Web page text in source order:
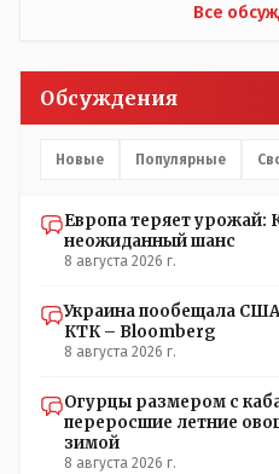
скорого ухода! А летающая
не иначе инопланетянин, ну
передвигаются?
Все
Обсуждения
Новые Популярные
Европа теряет урожай:
неожиданный шанс
8 августа 2026 г.
Украина пообещала
КТК – Bloomberg
8 августа 2026 г.
Огурцы размером с
переросшие летние
зимой
8 августа 2026 г.